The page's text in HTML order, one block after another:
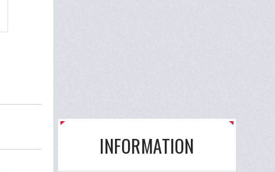
INFORMATION